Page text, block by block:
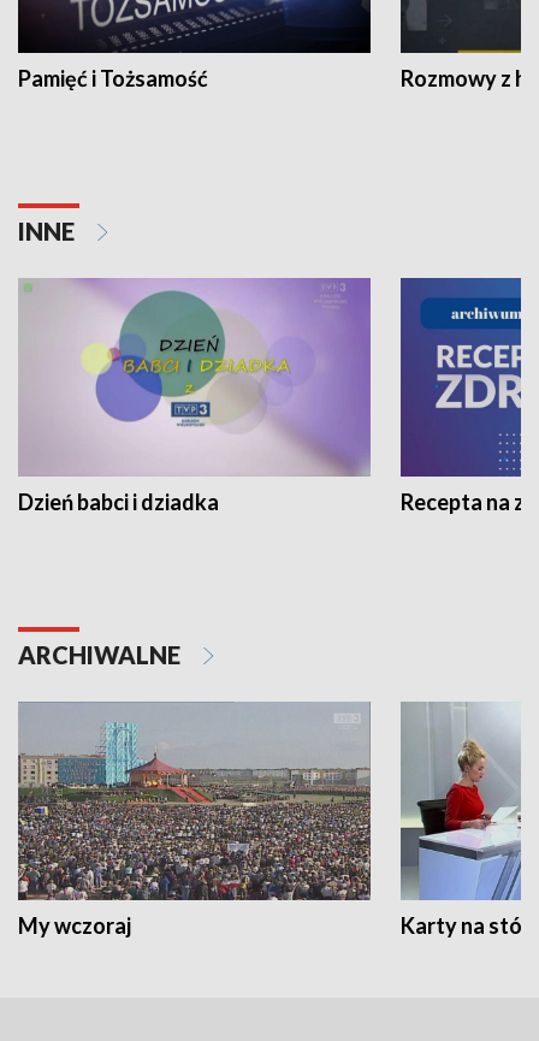
Pamięć i Tożsamość Rozmowy z
INNE
Dzień babci i dziadka Recepta na
ARCHIWALNE
My wczoraj Karty na